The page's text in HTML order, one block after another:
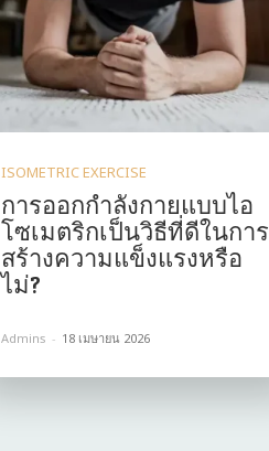
ISOMETRIC EXERCISE
การออกกำลังกายแบบไอ
โซเมตริกเป็นวิธีที่ดีในการ
สร้างความแข็งแรงหรือ
ไม่?
Admins - 18 เมษายน 2026